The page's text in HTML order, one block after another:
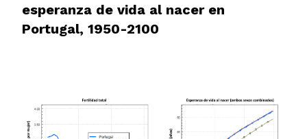
esperanza de vida al nacer en
Portugal, 1950-2100